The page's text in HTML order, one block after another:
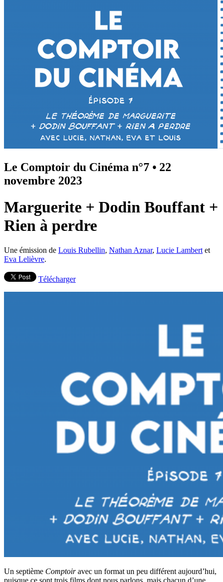
Le Comptoir du Cinéma n°7 • 22
novembre 2023
Marguerite + Dodin Bouffant +
Rien à perdre
Une émission de Louis Rubellin, Nathan Aznar, Lucie Lambert et
Eva Lelièvre.
Télécharger
Un septième Comptoiravec un format un peu différent aujourd’hui,
puisque ce sont trois films dont nous parlons, mais chacun d’une